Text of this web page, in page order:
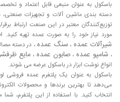
تنوع در روش های صادرات قالب
های صنعتی و تولیدی بسیاری در
انداخته است.
انواع قالب
مهم ترین بازار قالب رزین در ایران
بیشترین حجم فروش رزین را
سه صورت عمده قالب اپوکسی ،
پلی یورتان می‌باشد. رزین‌های
باسکول به عنوان منبعی قابل اعتماد و
دسته بندی ماشین آلات و تجهیزات صنعتی،
توزیع‌کنندگان معتبر در این صنعت ارتباط
مورد نیاز خود را به صورت عمده تهیه کنید.
شیرآلات عمده ، سنگ عمده، در دسته
، شامپو عمده ، صابون عمده، مایع
انواع نوشت ابزار در باسکول عرضه می شوند.
باسکول به عنوان یک پلتفرم عمده فروشی
می‌دهد تا بهترین برندها و محصولات
انتخاب کنید. با استفاده از این پلتفرم، شما